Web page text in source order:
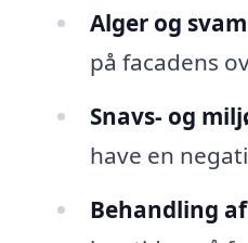
Alger og
på facadens
Snavs- og
have en
Behandling